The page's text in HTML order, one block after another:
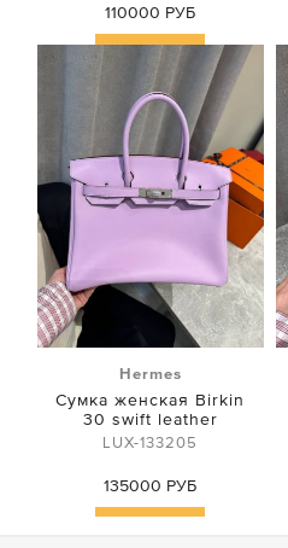
110000 РУБ
Купить
Hermes
Сумка женская Birkin
30 swift leather
LUX-133205
135000 РУБ
Купить